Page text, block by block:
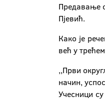
Предавање
Пјевић.
Како је
већ у
,,Први
начин,
Учесници